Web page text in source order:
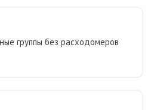
группы без расходомеров